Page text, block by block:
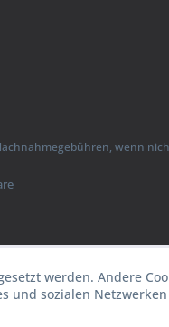
wenn
werden. Andere
und sozialen